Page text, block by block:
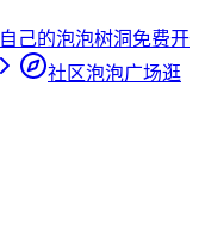
己的泡泡树洞免费开
社区泡泡广场逛